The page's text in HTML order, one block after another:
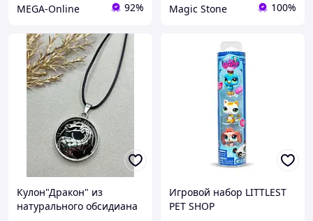
MEGA-Online 92% Magic Stone 100%
Кулон"Дракон" из
натурального обсидиана
Игровой набор LITTLEST
PET SHOP